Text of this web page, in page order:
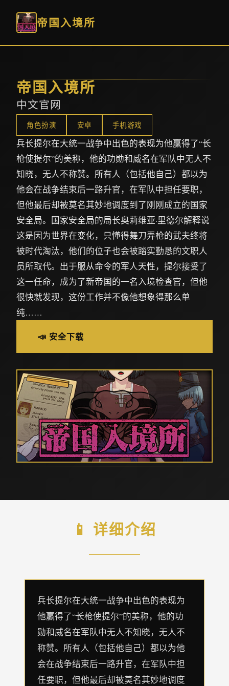
帝国入境所
帝国入境所
中文官网
角色扮演 安卓 手机游戏
兵长提尔在大统一战争中出色的表现为他赢得了“长
枪使提尔”的美称，他的功勋和威名在军队中无人不
知晓，无人不称赞。所有人（包括他自己）都以为
他会在战争结束后一路升官，在军队中担任要职，
但他最后却被莫名其妙地调度到了刚刚成立的国家
安全局。国家安全局的局长奥莉维亚·里德尔解释说
这是因为世界在变化，只懂得舞刀弄枪的武夫终将
被时代淘汰，他们的位子也会被踏实勤恳的文职人
员所取代。出于服从命令的军人天性，提尔接受了
这一任命，成为了新帝国的一名入境检查官，但他
很快就发现，这份工作并不像他想象得那么单
纯……
📣 安全下载
📱 详细介绍
兵长提尔在大统一战争中出色的表现为
他赢得了“长枪使提尔”的美称，他的功
勋和威名在军队中无人不知晓，无人不
称赞。所有人（包括他自己）都以为他
会在战争结束后一路升官，在军队中担
任要职，但他最后却被莫名其妙地调度